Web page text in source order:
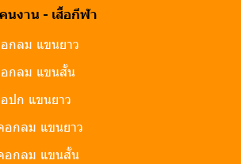
นงาน - เสื้อกีฬา
กลม แขนยาว
อกลม แขนสั้น
ปก แขนยาว
อกลม แขนยาว
อกลม แขนสั้น